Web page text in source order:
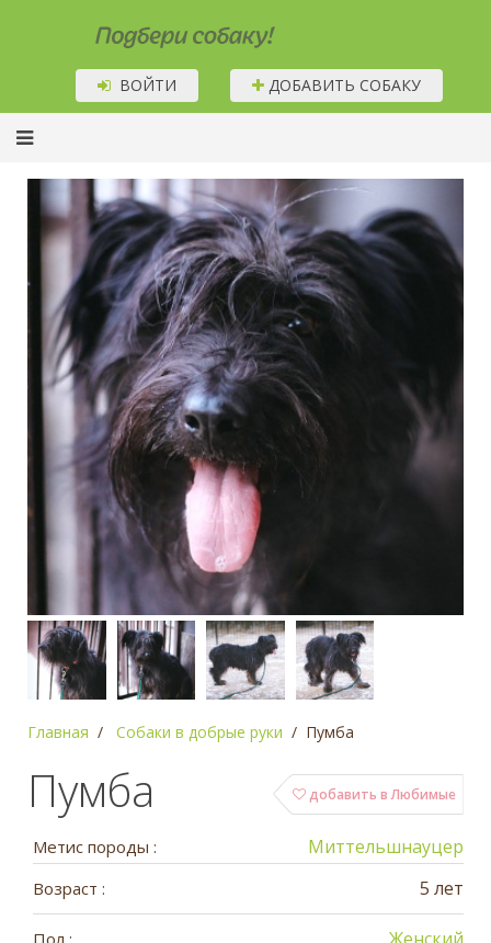
Подбери собаку!
ВОЙТИ ДОБАВИТЬ СОБАКУ
Главная Собаки в добрые руки Пумба
добавить в Любимые
Пумба
Метис породы : Миттельшнауцер
Возраст : 5 лет